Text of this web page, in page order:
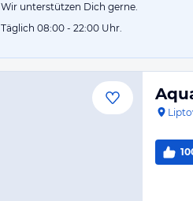
Wir unterstützen Dich gerne.
Täglich 08:00 - 22:00 Uhr.